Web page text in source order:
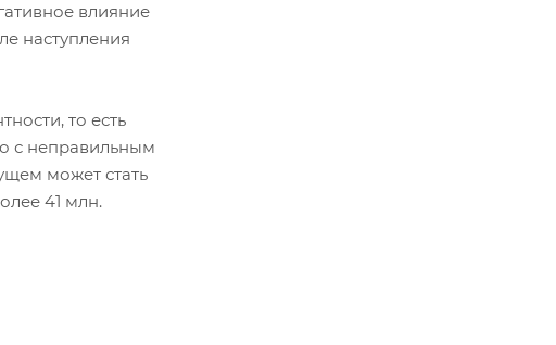
влияние
наступления
то есть
с неправильным
может стать
41 млн.